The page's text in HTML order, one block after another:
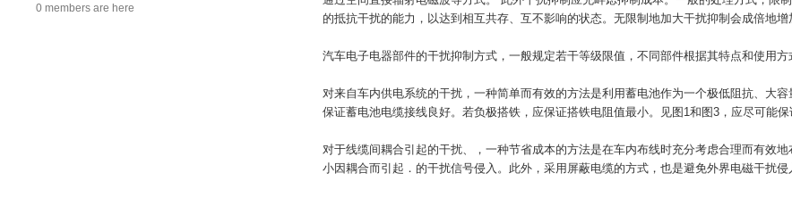
0 members are here
的抵抗干扰的能力，以达到相互共存、互不影响的状态。无限制地加大干扰抑制会成倍地
汽车电子电器部件的干扰抑制方式，一般规定若干等级限值，不同部件根据其特点和使用
对来自车内供电系统的干扰，一种简单而有效的方法是利用蓄电池作为一个极低阻抗、大
保证蓄电池电缆接线良好。若负极搭铁，应保证搭铁电阻值最小。见图1和图3，应尽可能保
对于线缆间耦合引起的干扰、，一种节省成本的方法是在车内布线时充分考虑合理而有效
小因耦合而引起．的干扰信号侵入。此外，采用屏蔽电缆的方式，也是避免外界电磁干扰侵